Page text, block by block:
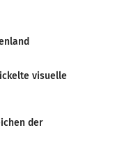
visuelle
der